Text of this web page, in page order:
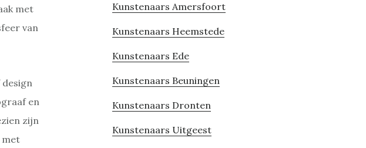
met
van
design
en
zijn
met
Kunstenaars Amersfoort
Kunstenaars Heemstede
Kunstenaars Ede
Kunstenaars Beuningen
Kunstenaars Dronten
Kunstenaars Uitgeest